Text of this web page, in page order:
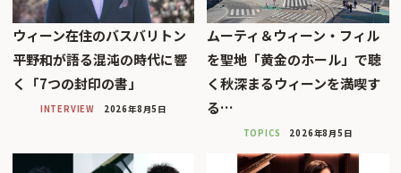
ウィーン在住のバスバリトン
平野和が語る混沌の時代に響
く「7つの封印の書」
INTERVIEW 2026年8月5日
ムーティ＆ウィーン・フィル
を聖地「黄金のホール」で聴
く秋深まるウィーンを満喫す
る…
TOPICS 2026年8月5日